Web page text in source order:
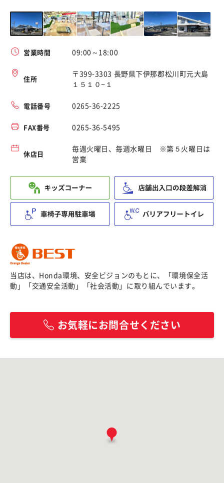
営業時間 09:00～18:00
住所
〒399-3303 長野県下伊那郡松川町元大島
１５１０−１
電話番号 0265-36-2225
FAX番号 0265-36-5495
休店日
毎週火曜日、毎週水曜日 ※第５火曜日は
営業
当店は、Honda環境、安全ビジョンのもとに、「環境保全活
動」「交通安全活動」「社会活動」に取り組んでいます。
お気軽にお問合せください